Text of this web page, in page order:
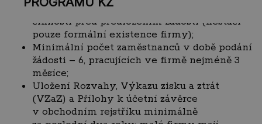
Minimálně dva roky aktivní hospodářské
činnosti před předložením žádosti (nestačí
pouze formální existence firmy);
Minimální počet zaměstnanců v době podání
žádosti – 6, pracujících ve firmě nejméně 3
měsíce;
Uložení Rozvahy, Výkazu zisku a ztrát
(VZaZ) a Přílohy k účetní závěrce
v obchodním rejstříku minimálně